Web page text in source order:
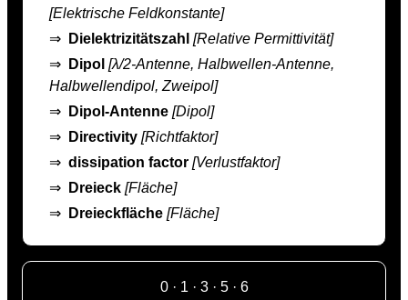
[Elektrische Feldkonstante]
⇒
Dielektrizitätszahl [Relative Permittivität]
⇒
Dipol [λ/2-Antenne, Halbwellen-Antenne,
Halbwellendipol, Zweipol]
⇒
Dipol-Antenne [Dipol]
⇒
Directivity [Richtfaktor]
⇒ dissipation factor [Verlustfaktor]
⇒
Dreieck [Fläche]
⇒
Dreieckfläche [Fläche]
0· 1 · 3· 5· 6